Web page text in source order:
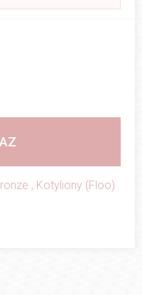
, Kotyliony (Floo)